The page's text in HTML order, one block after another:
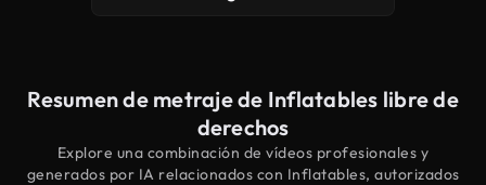
Resumen de metraje de Inflatables libre de
derechos
Explore una combinación de vídeos profesionales y
generados por IA relacionados con Inflatables, autorizados